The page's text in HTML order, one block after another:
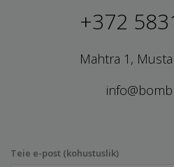
+372
Mahtra 1,
Teie e-post (kohustuslik)